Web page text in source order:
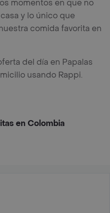
momentos en que no
y lo único que
comida favorita en
del día en Papalas
usando Rappi.
en Colombia